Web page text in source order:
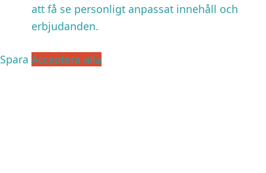
att få se personligt anpassat innehåll och
erbjudanden.
Spara Acceptera alla